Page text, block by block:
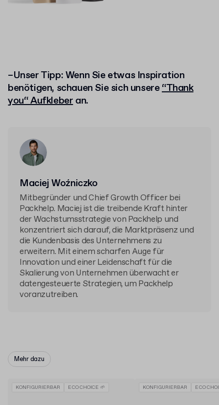
–Unser Tipp: Wenn Sie etwas Inspiration
benötigen, schauen Sie sich unsere“Thank
you“ Aufkleberan.
Maciej Woźniczko
Mitbegründer und Chief Growth Officer bei
Packhelp. Maciej ist die treibende Kraft hinter
der Wachstumsstrategie von Packhelp und
konzentriert sich darauf, die Marktpräsenz und
die Kundenbasis des Unternehmens zu
erweitern. Mit einem scharfen Auge für
Innovation und einer Leidenschaft für die
Skalierung von Unternehmen überwacht er
datengesteuerte Strategien, um Packhelp
voranzutreiben.
Mehr dazu
KONFIGURIERBAR ECO CHOICE 🌱 KONFIGURIERBAR ECO